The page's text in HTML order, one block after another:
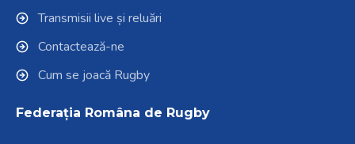
Transmisii live și reluări
Contactează-ne
Cum se joacă Rugby
Federația Româna de Rugby